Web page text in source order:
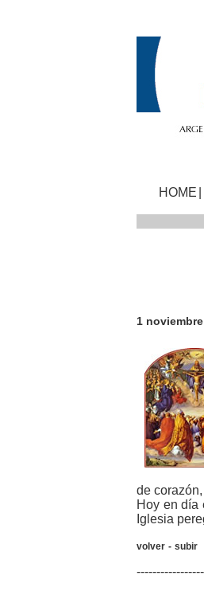
HOME
1 noviembre
de
Hoy en día
Iglesia
volver - subir